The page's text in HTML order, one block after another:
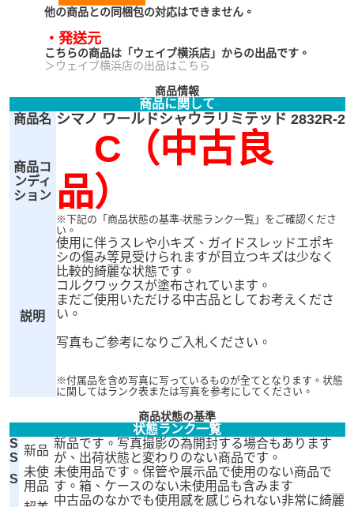
他の商品との同梱包の対応はできません。
・発送元
こちらの商品は「ウェイブ横浜店」からの出品です。
＞ウェイブ横浜店の出品はこちら
商品情報
商品に関して
商品名 シマノ ワールドシャウラリミテッド 2832R-2
商品コ
ンディ
ション
C（中古良
品）
※下記の「商品状態の基準-状態ランク一覧」をご確認くださ
い。
説明
使用に伴うスレや小キズ、ガイドスレッドエポキ
シの傷み等見受けられますが目立つキズは少なく
比較的綺麗な状態です。
コルクワックスが塗布されています。
まだご使用いただける中古品としてお考えくださ
い。
写真もご参考になりご入札ください。
※付属品を含め写真に写っているものが全てとなります。状態
に関してはランク表または写真を参考にしてください。
商品状態の基準
状態ランク一覧
S
S
新品
新品です。写真撮影の為開封する場合もあります
が、出荷状態と変わりのない商品です。
S
未使
用品
未使用品です。保管や展示品で使用のない商品で
す。箱、ケースのない未使用品も含みます
中古品のなかでも使用感を感じられない非常に綺麗